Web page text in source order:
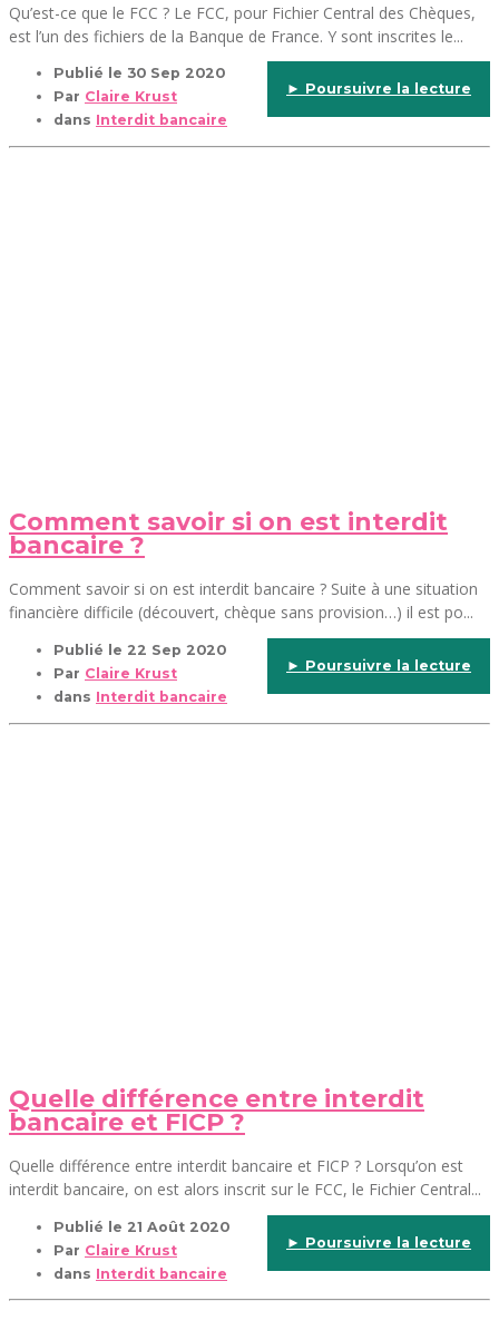
Qu’est-ce que le FCC ? Le FCC, pour Fichier Central des Chèques,
est l’un des fichiers de la Banque de France. Y sont inscrites le...
Publié le 30 Sep 2020
Par Claire Krust
dans Interdit bancaire
► Poursuivre la lecture
Comment savoir si on est interdit
bancaire ?
Comment savoir si on est interdit bancaire ? Suite à une situation
financière difficile (découvert, chèque sans provision…) il est po...
Publié le 22 Sep 2020
Par Claire Krust
dans Interdit bancaire
► Poursuivre la lecture
Quelle différence entre interdit
bancaire et FICP ?
Quelle différence entre interdit bancaire et FICP ? Lorsqu’on est
interdit bancaire, on est alors inscrit sur le FCC, le Fichier Central...
Publié le 21 Août 2020
Par Claire Krust
dans Interdit bancaire
► Poursuivre la lecture